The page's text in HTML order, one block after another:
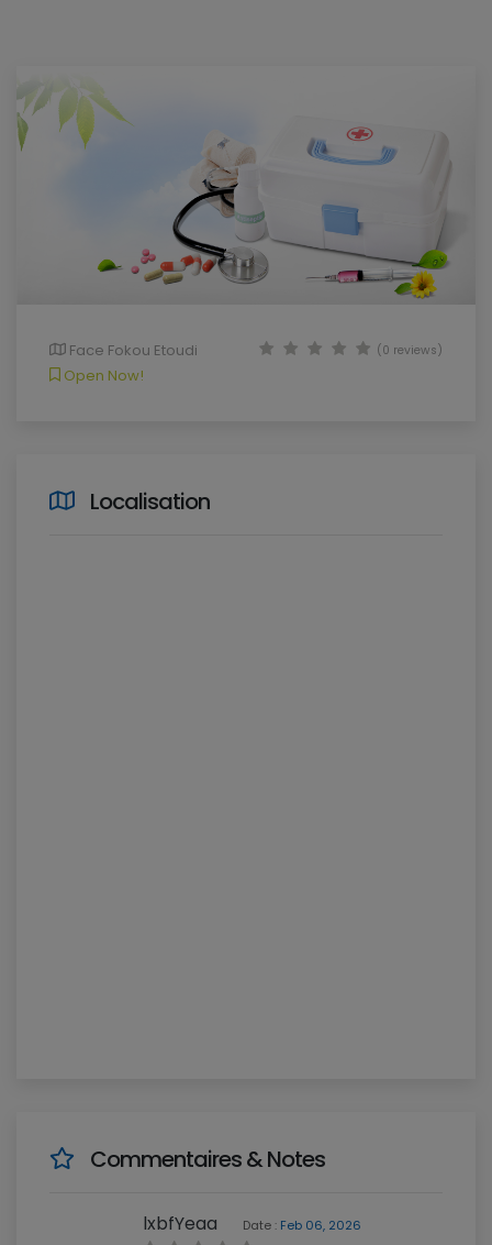
Face Fokou Etoudi (0 reviews)
Open Now!
Localisation
Commentaires & Notes
lxbfYeaa Date : Feb 06, 2026